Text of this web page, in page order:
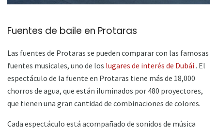
Fuentes de baile en Protaras
Las fuentes de Protaras se pueden comparar con las famosas
fuentes musicales, uno de los lugares de interés de Dubái . El
espectáculo de la fuente en Protaras tiene más de 18,000
chorros de agua, que están iluminados por 480 proyectores,
que tienen una gran cantidad de combinaciones de colores.
Cada espectáculo está acompañado de sonidos de música